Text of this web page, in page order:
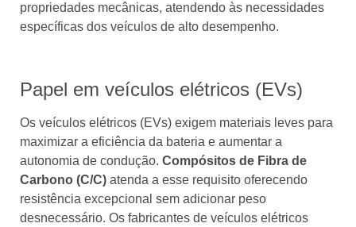
propriedades mecânicas, atendendo às necessidades
específicas dos veículos de alto desempenho.
Papel em veículos elétricos (EVs)
Os veículos elétricos (EVs) exigem materiais leves para
maximizar a eficiência da bateria e aumentar a
autonomia de condução. Compósitos de Fibra de
Carbono (C/C) atenda a esse requisito oferecendo
resistência excepcional sem adicionar peso
desnecessário. Os fabricantes de veículos elétricos